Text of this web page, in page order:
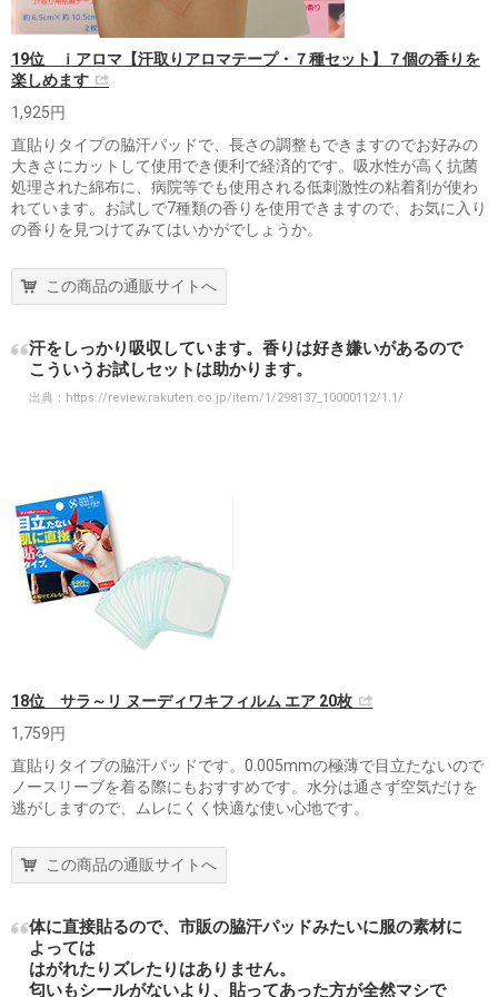
19位 ｉアロマ【汗取りアロマテープ・７種セット】７個の香りを
楽しめます
1,925円
直貼りタイプの脇汗パッドで、長さの調整もできますのでお好みの
大きさにカットして使用でき便利で経済的です。吸水性が高く抗菌
処理された綿布に、病院等でも使用される低刺激性の粘着剤が使わ
れています。お試しで7種類の香りを使用できますので、お気に入り
の香りを見つけてみてはいかがでしょうか。
この商品の通販サイトへ
汗をしっかり吸収しています。香りは好き嫌いがあるので
こういうお試しセットは助かります。
出典： https://review.rakuten.co.jp/item/1/298137_10000112/1.1/
18位 サラ～リ ヌーディワキフィルム エア 20枚
1,759円
直貼りタイプの脇汗パッドです。0.005mmの極薄で目立たないので
ノースリーブを着る際にもおすすめです。水分は通さず空気だけを
逃がしますので、ムレにくく快適な使い心地です。
この商品の通販サイトへ
体に直接貼るので、市販の脇汗パッドみたいに服の素材に
よっては
はがれたりズレたりはありません。
匂いもシールがないより、貼ってあった方が全然マシで